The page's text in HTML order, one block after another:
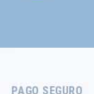
PAGO SEGURO